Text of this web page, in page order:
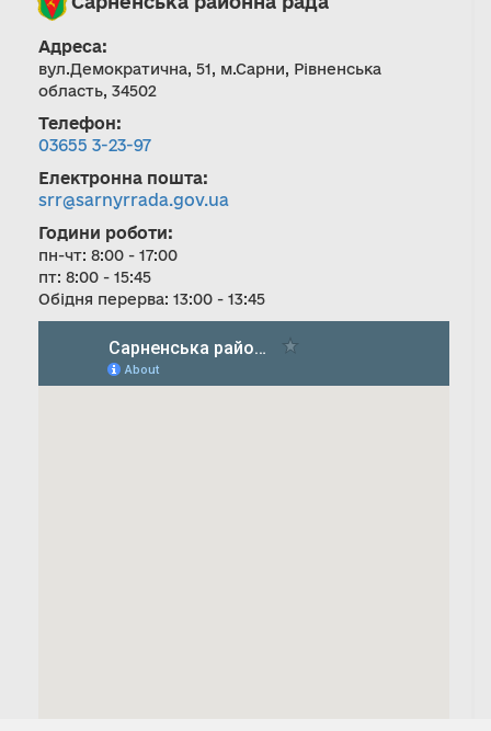
Адреса:
вул.Демократична, 51, м.Сарни, Рівненська
область, 34502
Телефон:
03655 3-23-97
Електронна пошта:
srr@sarnyrrada.gov.ua
Години роботи:
пн-чт: 8:00 - 17:00
пт: 8:00 - 15:45
Обідня перерва: 13:00 - 13:45